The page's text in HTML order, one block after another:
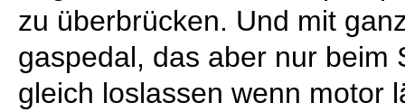
zu überbrücken. Und mit
gaspedal, das aber nur beim
gleich loslassen wenn motor